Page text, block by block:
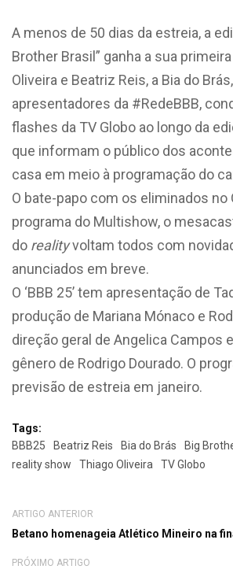
A menos de 50 dias da estreia, a
Brother Brasil” ganha a sua
Oliveira e Beatriz Reis, a Bia do
apresentadores da #RedeBBB,
flashes da TV Globo ao longo da
que informam o público dos
casa em meio à programação do
O bate-papo com os eliminados no
programa do Multishow, o
do realityvoltam todos com
anunciados em breve.
O ‘BBB 25’ tem apresentação de
produção de Mariana Mónaco e
direção geral de Angelica Campos
gênero de Rodrigo Dourado. O
previsão de estreia em janeiro.
Tags:
BBB25
Beatriz Reis Bia do Brás
Big
reality show
Thiago Oliveira TV Globo
ARTIGO ANTERIOR
Betano homenageia Atlético Mineiro na
PRÓXIMO ARTIGO